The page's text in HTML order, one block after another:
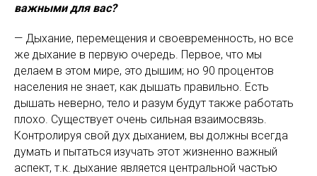
важными для вас?
— Дыхание, перемещения и своевременность, но все
же дыхание в первую очередь. Первое, что мы
делаем в этом мире, это дышим; но 90 процентов
населения не знает, как дышать правильно. Есть
дышать неверно, тело и разум будут также работать
плохо. Существует очень сильная взаимосвязь.
Контролируя свой дух дыханием, вы должны всегда
думать и пытаться изучать этот жизненно важный
аспект, т.к. дыхание является центральной частью